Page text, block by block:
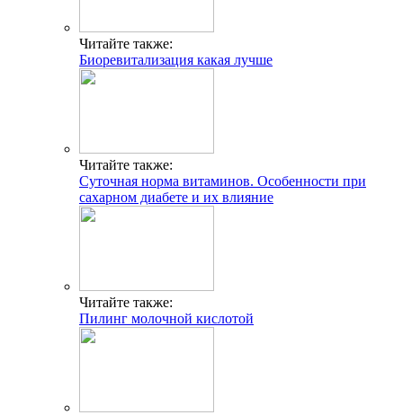
Читайте также:
Биоревитализация какая лучше
Читайте также:
Суточная норма витаминов. Особенности при
сахарном диабете и их влияние
Читайте также:
Пилинг молочной кислотой